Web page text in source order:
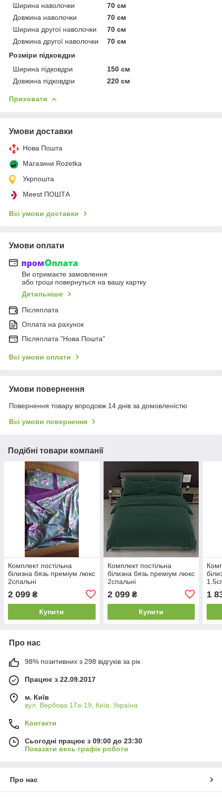
Ширина наволочки
70 см
Довжина наволочки
70 см
Ширина другої наволочки
70 см
Довжина другої наволочки
70 см
Розміри підковдри
Ширина підковдри
150 см
Довжина підковдри
220 см
Приховати
Умови доставки
Нова Пошта
Магазини Rozetka
Укрпошта
Meest ПОШТА
Всі умови доставки
Умови оплати
Ви отримаєте замовлення
або гроші повернуться на вашу картку
Детальніше
Післяплата
Оплата на рахунок
Післяплата "Нова Пошта"
Всі умови оплати
Умови повернення
Повернення товару впродовж 14 днів за домовленістю
Всі умови повернення
Подібні товари компанії
Комплект постільна
білизна бязь преміум люкс
2спальні
2 099 ₴
Купити
Комплект постільна
білизна бязь преміум люкс
2спальні
2 099₴
Купити
1
Про нас
98% позитивних з 298 відгуків за рік
Працює з 22.09.2017
м. Київ
вул. Вербова 17а-19, Київ, Україна
Контакти
Сьогодні працює з 09:00 до 23:30
Показати весь графік роботи
Про нас